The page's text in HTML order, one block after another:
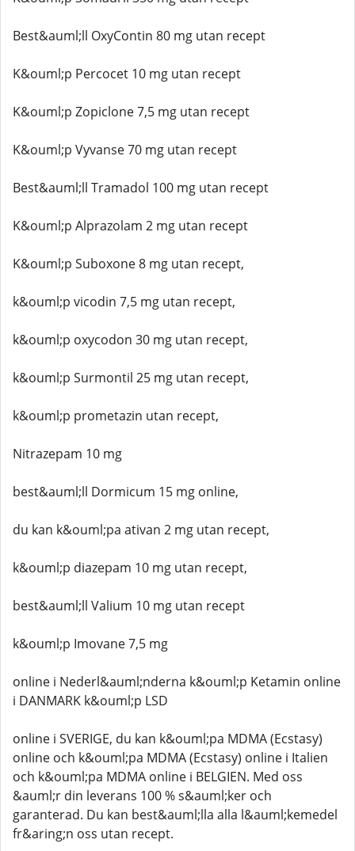
Best&auml;ll OxyContin 80 mg utan recept
K&ouml;p Percocet 10 mg utan recept
K&ouml;p Zopiclone 7,5 mg utan recept
K&ouml;p Vyvanse 70 mg utan recept
Best&auml;ll Tramadol 100 mg utan recept
K&ouml;p Alprazolam 2 mg utan recept
K&ouml;p Suboxone 8 mg utan recept,
k&ouml;p vicodin 7,5 mg utan recept,
k&ouml;p oxycodon 30 mg utan recept,
k&ouml;p Surmontil 25 mg utan recept,
k&ouml;p prometazin utan recept,
Nitrazepam 10 mg
best&auml;ll Dormicum 15 mg online,
du kan k&ouml;pa ativan 2 mg utan recept,
k&ouml;p diazepam 10 mg utan recept,
best&auml;ll Valium 10 mg utan recept
k&ouml;p Imovane 7,5 mg
online i Nederl&auml;nderna k&ouml;p Ketamin online
i DANMARK k&ouml;p LSD
online i SVERIGE, du kan k&ouml;pa MDMA (Ecstasy)
online och k&ouml;pa MDMA (Ecstasy) online i Italien
och k&ouml;pa MDMA online i BELGIEN. Med oss ​​
&auml;r din leverans 100 % s&auml;ker och
garanterad. Du kan best&auml;lla alla l&auml;kemedel
fr&aring;n oss utan recept.